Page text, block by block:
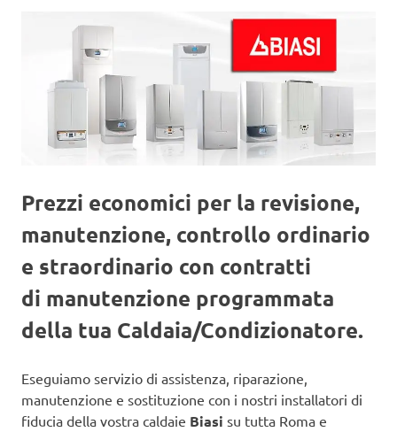
Prezzi economici per la revisione,
manutenzione, controllo ordinario
e straordinario con contratti
di manutenzione programmata
della tua Caldaia/Condizionatore.
Eseguiamo servizio di assistenza, riparazione,
manutenzione e sostituzione con i nostri installatori di
fiducia della vostra caldaie Biasi su tutta Roma e